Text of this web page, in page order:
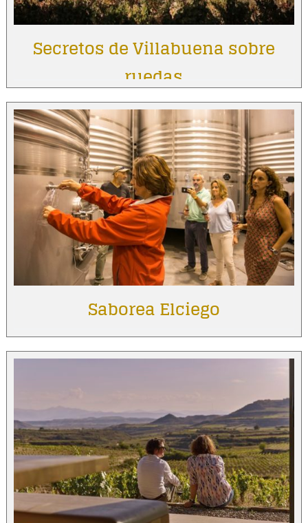
Secretos de Villabuena sobre
ruedas
Saborea Elciego